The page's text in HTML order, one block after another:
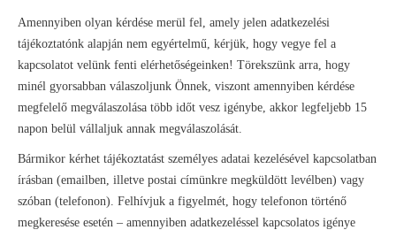
Amennyiben olyan kérdése merül fel, amely jelen adatkezelési
tájékoztatónk alapján nem egyértelmű, kérjük, hogy vegye fel a
kapcsolatot velünk fenti elérhetőségeinken! Törekszünk arra, hogy
minél gyorsabban válaszoljunk Önnek, viszont amennyiben kérdése
megfelelő megválaszolása több időt vesz igénybe, akkor legfeljebb 15
napon belül vállaljuk annak megválaszolását.
Bármikor kérhet tájékoztatást személyes adatai kezelésével kapcsolatban
írásban (emailben, illetve postai címünkre megküldött levélben) vagy
szóban (telefonon). Felhívjuk a figyelmét, hogy telefonon történő
megkeresése esetén – amennyiben adatkezeléssel kapcsolatos igénye